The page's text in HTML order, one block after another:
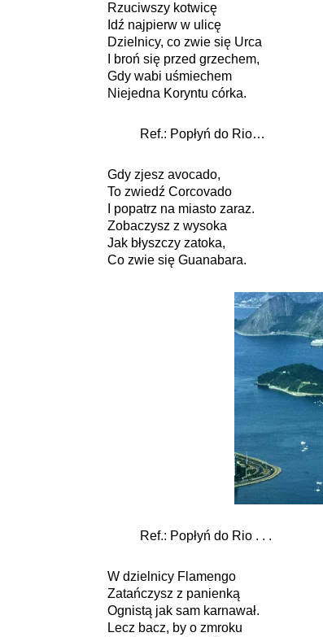
Rzuciwszy kotwicę
Idź najpierw w ulicę
Dzielnicy, co zwie się Urca
I broń się przed grzechem,
Gdy wabi uśmiechem
Niejedna Koryntu córka.
Ref.: Popłyń do Rio…
Gdy zjesz avocado,
To zwiedź Corcovado
I popatrz na miasto zaraz.
Zobaczysz z wysoka
Jak błyszczy zatoka,
Co zwie się Guanabara.
Ref.: Popłyń do Rio . . .
W dzielnicy Flamengo
Zatańczysz z panienką
Ognistą jak sam karnawał.
Lecz bacz, by o zmroku